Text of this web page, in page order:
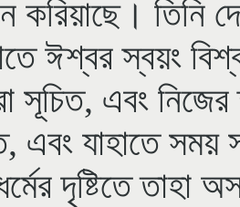
করিয়াছে। তিনি
ঈশ্বর স্বয়ং
সূচিত, এবং
এবং যাহাতে সময়
দৃষ্টিতে তাহা